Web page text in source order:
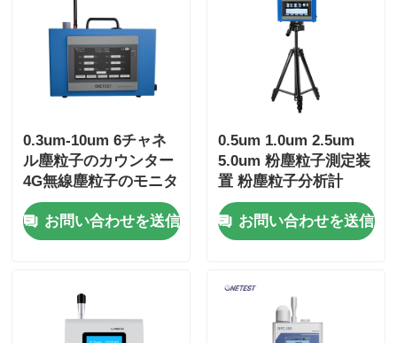
0.3um-10um 6チャネ
ル塵粒子のカウンター
4G無線塵粒子のモニタ
ー
お問い合わせを送信
0.5um 1.0um 2.5um
5.0um 粉塵粒子測定装
置 粉塵粒子分析計
お問い合わせを送信